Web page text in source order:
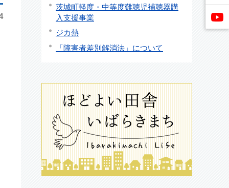
茨城町軽度・中等度難聴児補聴器購
入支援事業
ジカ熱
「障害者差別解消法」について